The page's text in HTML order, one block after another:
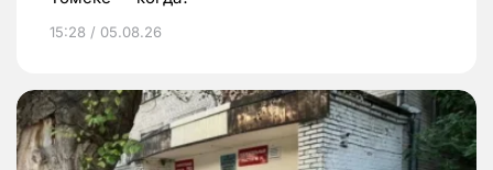
15:28 / 05.08.26